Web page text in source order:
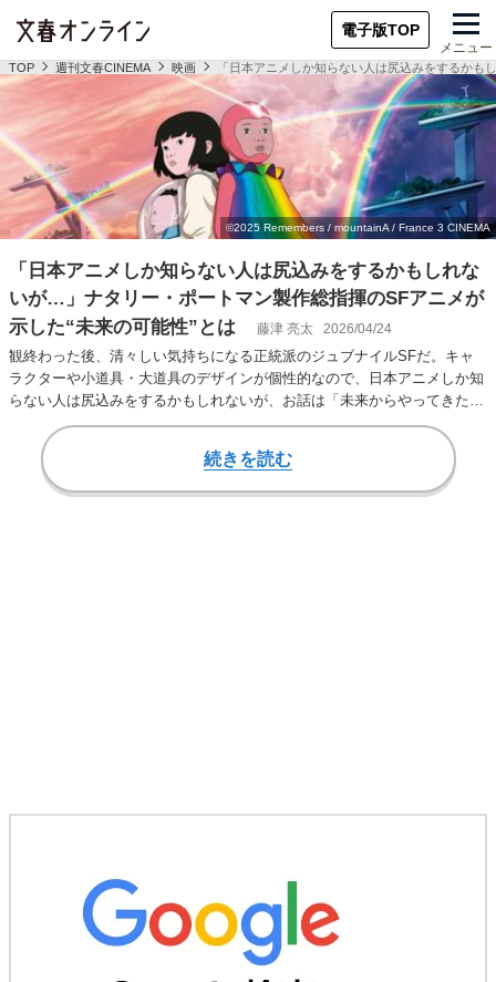
電子版TOP
メニュー
TOP 週刊文春CINEMA 映画 「日本アニメしか知らない人は尻込みをするか
「日本アニメしか知らない人は尻込みをするかもしれな
いが…」ナタリー・ポートマン製作総指揮のSFアニメが
示した“未来の可能性”とは
藤津 亮太 2026/04/24
観終わった後、清々しい気持ちになる正統派のジュブナイルSFだ。キャ
ラクターや小道具・大道具のデザインが個性的なので、日本アニメしか知
らない人は尻込みをするかもしれないが、お話は「未来からやってきた少
年と少女の出会い…
続きを読む